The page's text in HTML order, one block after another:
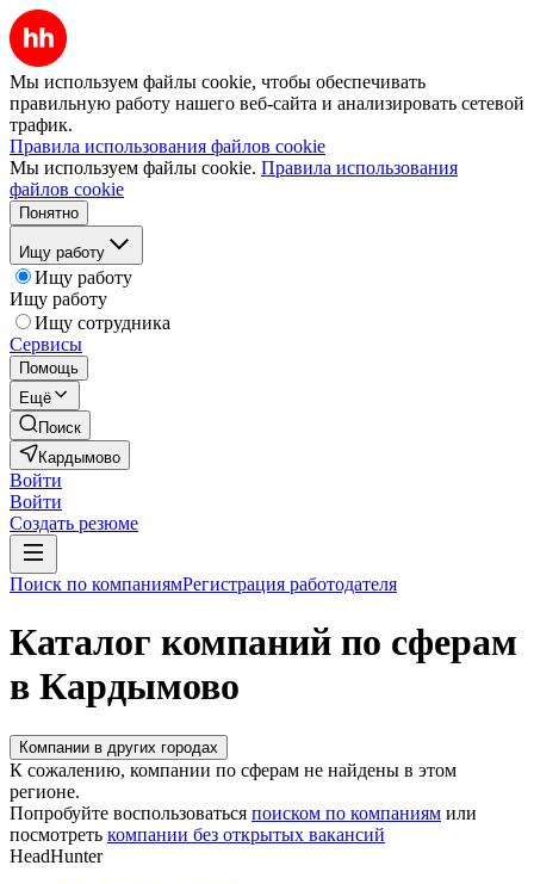
Мы используем файлы cookie, чтобы обеспечивать
правильную работу нашего веб-сайта и анализировать сетевой
трафик.
Правила использования файлов cookie
Мы используем файлы cookie. Правила использования
файлов cookie
Понятно
Ищу работу
Ищу работу
Ищу работу
Ищу сотрудника
Сервисы
Помощь
Ещё
Поиск
Кардымово
Войти
Войти
Создать резюме
Поиск по компаниямРегистрация работодателя
Каталог компаний по сферам
в Кардымово
Компании в других городах
К сожалению, компании по сферам не найдены в этом
регионе.
Попробуйте воспользоваться поиском по компаниям или
посмотреть компании без открытых вакансий
HeadHunter